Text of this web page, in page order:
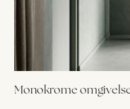
Monokrome